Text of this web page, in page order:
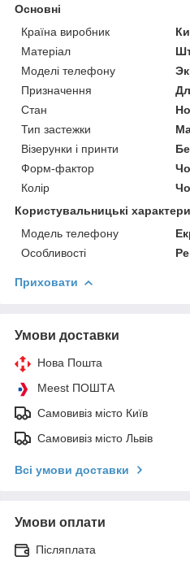
Основні
Країна виробник
Матеріал
Моделі телефону
Призначення
Стан
Тип застежки
Візерунки і принти
Форм-фактор
Колір
Користувальницькі
Модель телефону
Особливості
Приховати
Умови доставки
Нова Пошта
Meest ПОШТА
Самовивіз місто Київ
Самовивіз місто Львів
Всі умови доставки
Умови оплати
Післяплата